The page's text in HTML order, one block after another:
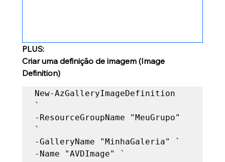
PLUS:
Criar uma definição de imagem (Image
Definition)
New-AzGalleryImageDefinition
`
-ResourceGroupName "MeuGrupo"
`
-GalleryName "MinhaGaleria" `
-Name "AVDImage" `